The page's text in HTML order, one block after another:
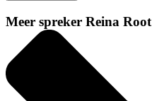
Meer spreker Reina Root